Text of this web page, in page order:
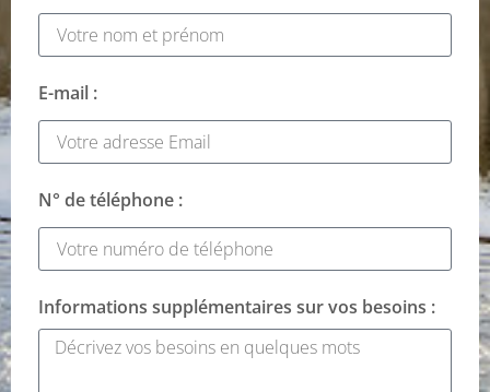
E-mail :
N° de téléphone :
Informations supplémentaires sur vos besoins :